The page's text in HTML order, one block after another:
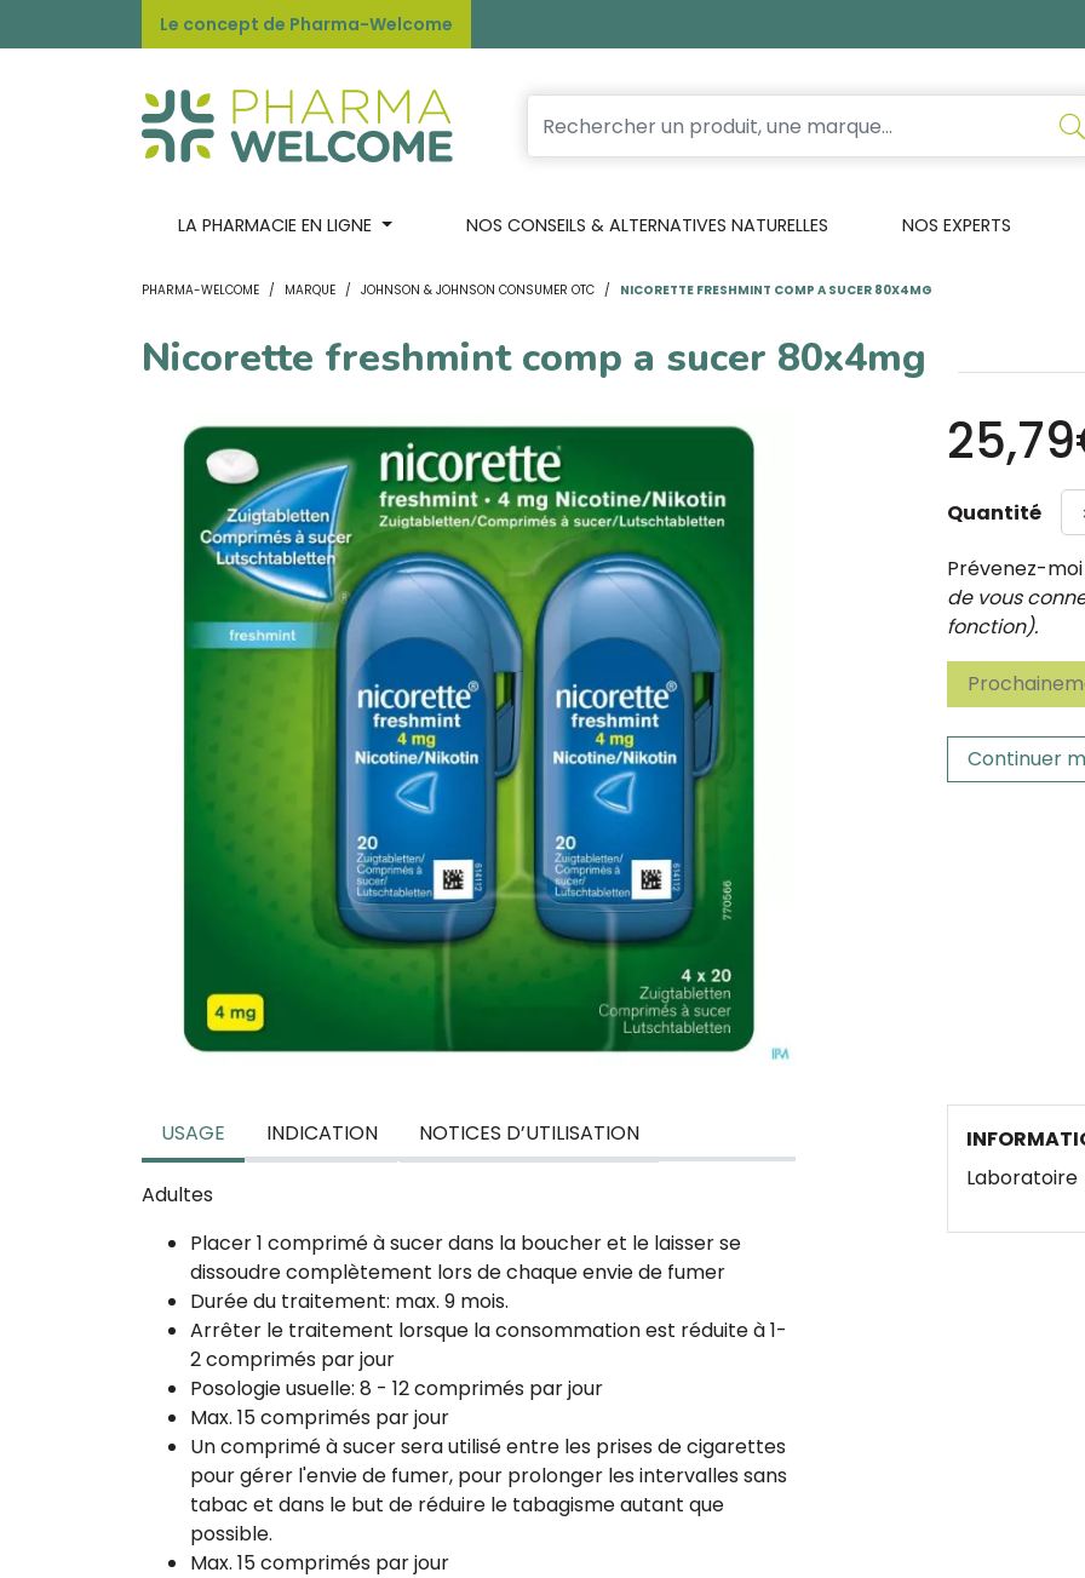
Le concept de Pharma-Welcome
LA PHARMACIE EN LIGNE NOS CONSEILS & ALTERNATIVES NATURELLES NOS EXPERTS
PHARMA-WELCOME MARQUE JOHNSON & JOHNSON CONSUMER OTC NICORETTE FRESHMINT COMP A SUCER 80X4MG
Nicorette freshmint comp a sucer 80x4mg
Quantité
Prévenez-
de vous
fonction).
Continuer
USAGE INDICATION NOTICES D’UTILISATION
Adultes
Placer 1 comprimé à sucer dans la boucher et le laisser se
dissoudre complètement lors de chaque envie de fumer
Durée du traitement: max. 9 mois.
Arrêter le traitement lorsque la consommation est réduite à 1-
2 comprimés par jour
Posologie usuelle: 8 - 12 comprimés par jour
Max. 15 comprimés par jour
Un comprimé à sucer sera utilisé entre les prises de cigarettes
pour gérer l'envie de fumer, pour prolonger les intervalles sans
tabac et dans le but de réduire le tabagisme autant que
possible.
Max. 15 comprimés par jour
Laboratoire